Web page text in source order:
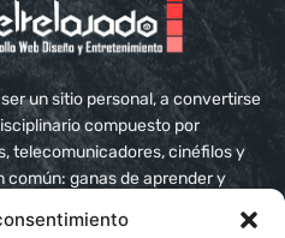
un sitio personal, a convertirse
compuesto por
telecomunicadores, cinéfilos y
común: ganas de aprender y